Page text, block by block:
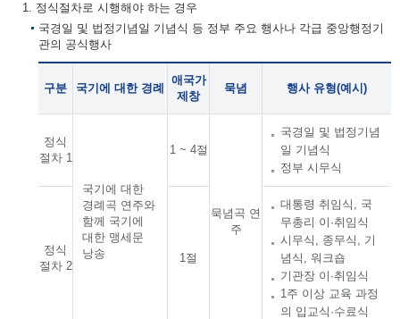
1. 정식절차로 시행해야 하는 경우
국경일 및 법정기념일 기념식 등 정부 주요 행사나 각급 중앙행정기
관의 공식행사
구분 국기에 대한 경례
애국가
제창
묵념 행사 유형(예시)
정식
절차 1
국기에 대한
경례곡 연주와
함께 국기에
대한 맹세문
낭송
1 ~ 4절
묵념곡 연
주
국경일 및 법정기념
일 기념식
정부 시무식
정식
절차 2
1절
대통령 취임식, 국
무총리 이·취임식
시무식, 종무식, 기
념식, 워크숍
기관장 이·취임식
1주 이상 교육 과정
의 입교식·수료식